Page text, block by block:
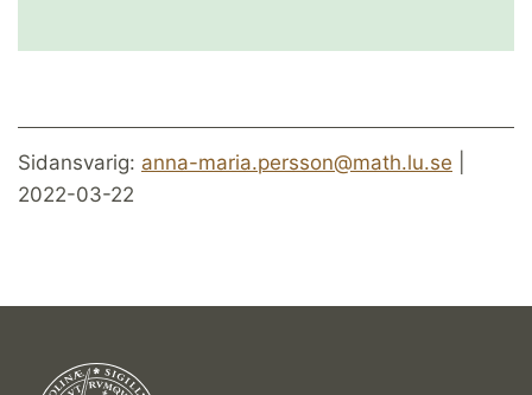
Sidansvarig: anna-maria.persson@math.lu.se
2022-03-22